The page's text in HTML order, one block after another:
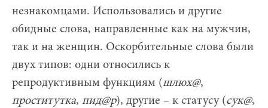
незнакомцами. Использовались и другие
обидные слова, направленные как на мужчин,
так и на женщин. Оскорбительные слова были
двух типов: одни относились к
репродуктивным функциям (шлюх@,
проститутка, пид@р), другие – к статусу (сук@,